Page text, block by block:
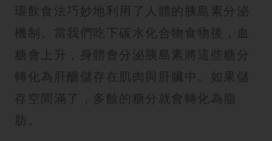
環飲食法巧妙地利用了人體的胰島素分泌
機制。當我們吃下碳水化合物食物後，血
糖會上升，身體會分泌胰島素將這些糖分
轉化為肝醣儲存在肌肉與肝臟中。如果儲
存空間滿了，多餘的糖分就會轉化為脂
肪。